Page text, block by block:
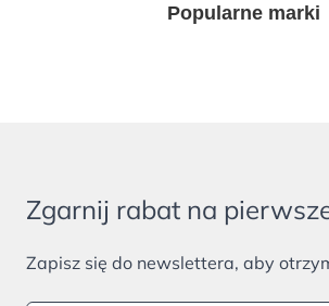
Popularne marki
Zgarnij rabat na
Zapisz się do newslettera, aby